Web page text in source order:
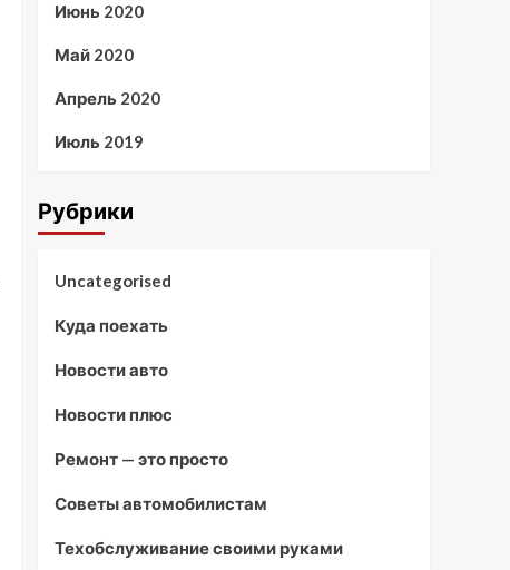
Июнь 2020
Май 2020
Апрель 2020
Июль 2019
Рубрики
Uncategorised
Куда поехать
Новости авто
Новости плюс
Ремонт — это просто
Советы автомобилистам
Техобслуживание своими руками